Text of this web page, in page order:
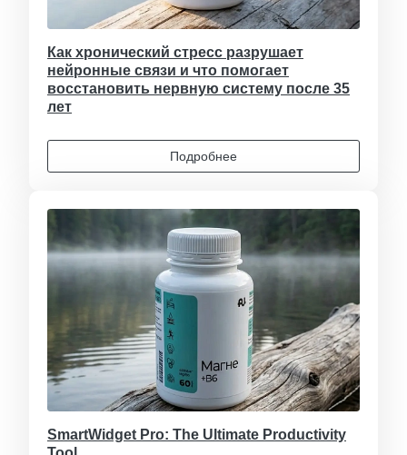
Как хронический стресс разрушает
нейронные связи и что помогает
восстановить нервную систему после 35
лет
Подробнее
SmartWidget Pro: The Ultimate Productivity